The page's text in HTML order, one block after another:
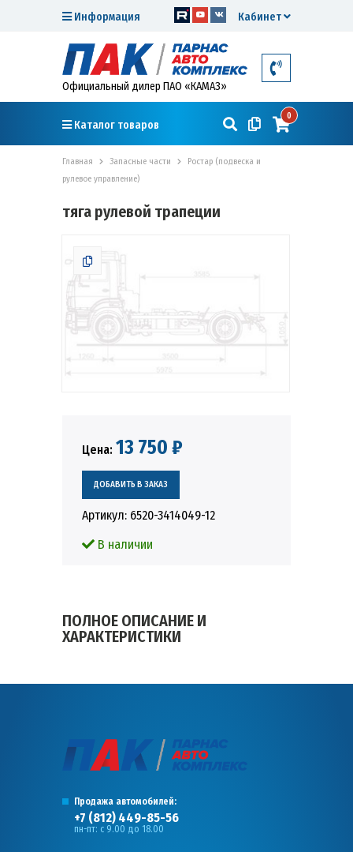
Кабинет
Информация
Официальный дилер ПАО «КАМАЗ»
Каталог товаров
0
Главная Запасные части
Ростар (подвеска и
рулевое управление)
тяга рулевой трапеции
Цена: 13 750 ₽
Артикул: 6520-3414049-12
В наличии
ПОЛНОЕ ОПИСАНИЕ И
ХАРАКТЕРИСТИКИ
Продажа автомобилей:
+7 (812) 449-85-56
пн-пт: с 9.00 до 18.00